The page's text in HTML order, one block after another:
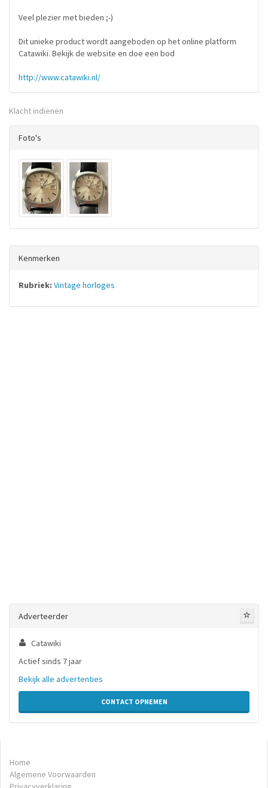
Veel plezier met bieden ;-)
Dit unieke product wordt aangeboden op het online platform
Catawiki. Bekijk de website en doe een bod
http://www.catawiki.nl/
Klacht indienen
Foto's
Kenmerken
Rubriek: Vintage horloges
Adverteerder
Catawiki
Actief sinds 7 jaar
Bekijk alle advertenties
CONTACT OPNEMEN
Home
Algemene Voorwaarden